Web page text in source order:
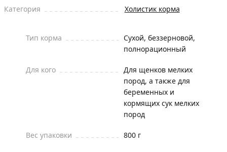
Категория
Холистик корма
Тип корма
Сухой, беззерновой,
полнорационный
Для кого
Для щенков мелких
пород, а также для
беременных и
кормящих сук мелких
пород
Вес упаковки 800 г